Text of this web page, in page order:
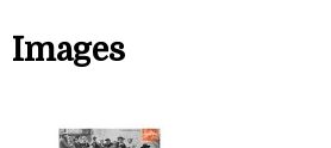
Images